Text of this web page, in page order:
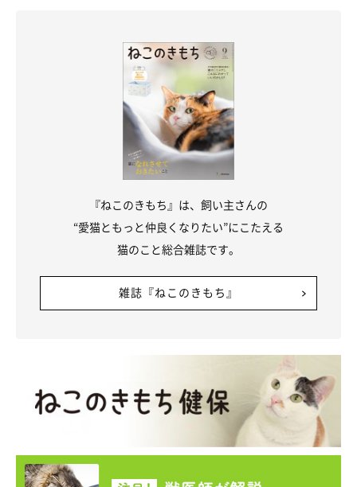
コットンが届く範囲だけをふき取る
猫の耳の内側は、凸凹が多くて複雑な構造ですが、コットンは溝
に押し込まず、自然に届く範囲だけを拭きましょう。耳の汚れは
脂っぽいので、ふやかすよりも汚れをゆっくり拭い取るイメージ
『ねこのきもち』は、飼い主さんの
“愛猫ともっと仲良くなりたい”にこたえる
猫のこと総合雑誌です。
雑誌『ねこのきもち』